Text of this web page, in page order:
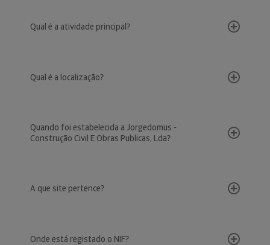
Qual é a atividade principal?
Qual é a localização?
Quando foi estabelecida a Jorgedomus -
Construção Civil E Obras Publicas, Lda?
A que site pertence?
Onde está registado o NIF?